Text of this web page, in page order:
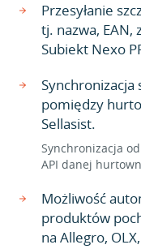
Przesyłanie
tj. nazwa,
Subiekt Nexo
pomiędzy
Sellasist.
Synchronizacja
API danej
Możliwość
produktów
na Allegro,